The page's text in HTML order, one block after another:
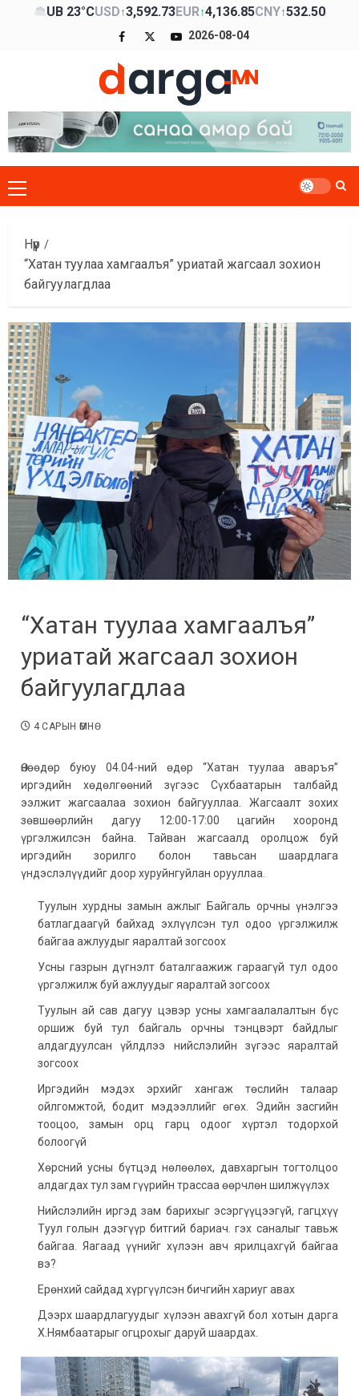
UB 23°CUSD↑3,592.73EUR↑4,136.85CNY↑532.50
Facebook
x Youtube
2026-08-04
Menu
Нүүр
“Хатан туулаа хамгаалъя” уриатай жагсаал зохион
байгуулагдлаа
“Хатан туулаа хамгаалъя”
уриатай жагсаал зохион
байгуулагдлаа
4 САРЫН ӨМНӨ
Өнөөдөр буюу 04.04-ний өдөр “Хатан туулаа аваръя”
иргэдийн хөдөлгөөний зүгээс Сүхбаатарын талбайд
ээлжит жагсаалаа зохион байгууллаа. Жагсаалт зохих
зөвшөөрлийн дагуу 12:00-17:00 цагийн хооронд
үргэлжилсэн байна. Тайван жагсаалд оролцож буй
иргэдийн зорилго болон тавьсан шаардлага
үндэслэлүүдийг доор хуруйнгуйлан орууллаа.
Туулын хурдны замын ажлыг Байгаль орчны үнэлгээ
батлагдаагүй байхад эхлүүлсэн тул одоо үргэлжилж
байгаа ажлуудыг яаралтай зогсоох
Усны газрын дүгнэлт баталгаажиж гараагүй тул одоо
үргэлжилж буй ажлуудыг яаралтай зогсоох
Туулын ай сав дагуу цэвэр усны хамгаалалалтын бүс
оршиж буй тул байгаль орчны тэнцвэрт байдлыг
алдагдуулсан үйлдлээ нийслэлийн зүгээс яаралтай
зогсоох
Иргэдийн мэдэх эрхийг хангаж төслийн талаар
ойлгомжтой, бодит мэдээллийг өгөх. Эдийн засгийн
тооцоо, замын орц гарц одоог хүртэл тодорхой
болоогүй
Хөрсний усны бүтцэд нөлөөлөх, давхаргын тогтолцоо
алдагдах тул зам гүүрийн трассаа өөрчлөн шилжүүлэх
Нийслэлийн иргэд зам барихыг эсэргүүцээгүй, гагцхүү
Туул голын дээгүүр битгий бариач. гэх саналыг тавьж
байгаа. Яагаад үүнийг хүлээн авч ярилцахгүй байгаа
вэ?
Ерөнхий сайдад хүргүүлсэн бичгийн хариуг авах
Дээрх шаардлагуудыг хүлээн авахгүй бол хотын дарга
Х.Нямбаатарыг огцрохыг даруй шаардах.